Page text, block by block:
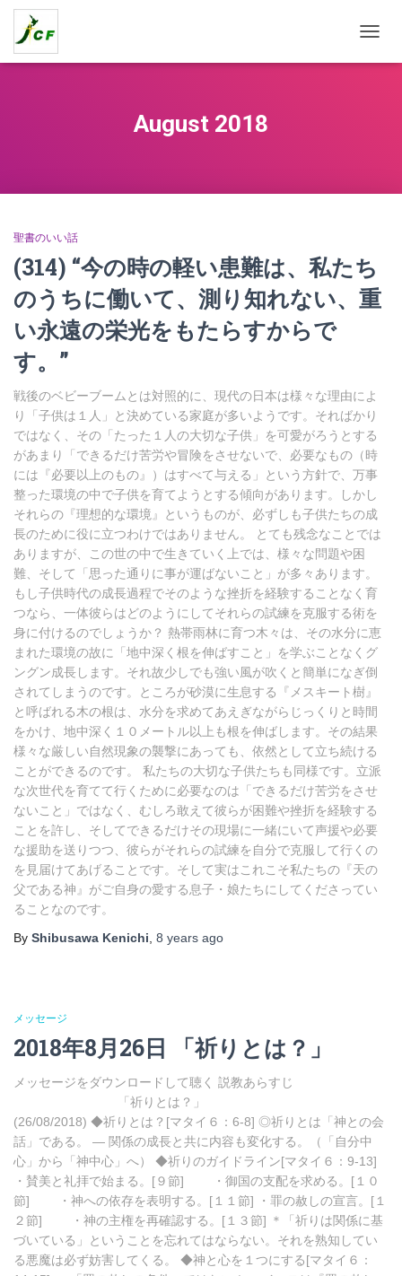
August 2018
聖書のいい話
(314) “今の時の軽い患難は、私たち
のうちに働いて、測り知れない、重
い永遠の栄光をもたらすからで
す。”
戦後のベビーブームとは対照的に、現代の日本は様々な理由によ
り「子供は１人」と決めている家庭が多いようです。そればかり
ではなく、その「たった１人の大切な子供」を可愛がろうとする
があまり「できるだけ苦労や冒険をさせないで、必要なもの（時
には『必要以上のもの』）はすべて与える」という方針で、万事
整った環境の中で子供を育てようとする傾向があります。しかし
それらの『理想的な環境』というものが、必ずしも子供たちの成
長のために役に立つわけではありません。 とても残念なことでは
ありますが、この世の中で生きていく上では、様々な問題や困
難、そして「思った通りに事が運ばないこと」が多々あります。
もし子供時代の成長過程でそのような挫折を経験することなく育
つなら、一体彼らはどのようにしてそれらの試練を克服する術を
身に付けるのでしょうか？ 熱帯雨林に育つ木々は、その水分に恵
まれた環境の故に「地中深く根を伸ばすこと」を学ぶことなくグ
ングン成長します。それ故少しでも強い風が吹くと簡単になぎ倒
されてしまうのです。ところが砂漠に生息する『メスキート樹』
と呼ばれる木の根は、水分を求めてあえぎながらじっくりと時間
をかけ、地中深く１０メートル以上も根を伸ばします。その結果
様々な厳しい自然現象の襲撃にあっても、依然として立ち続ける
ことができるのです。 私たちの大切な子供たちも同様です。立派
な次世代を育てて行くために必要なのは「できるだけ苦労をさせ
ないこと」ではなく、むしろ敢えて彼らが困難や挫折を経験する
ことを許し、そしてできるだけその現場に一緒にいて声援や必要
な援助を送りつつ、彼らがそれらの試練を自分で克服して行くの
を見届けてあげることです。そして実はこれこそ私たちの『天の
父である神』がご自身の愛する息子・娘たちにしてくださってい
ることなのです。
By Shibusawa Kenichi 8 years ago
メッセージ
2018年8月26日 「祈りとは？」
メッセージをダウンロードして聴く 説教あらすじ
「祈りとは？」
(26/08/2018) ◆祈りとは？[マタイ６：6-8] ◎祈りとは「神との会
話」である。 ― 関係の成長と共に内容も変化する。（「自分中
心」から「神中心」へ） ◆祈りのガイドライン[マタイ６：9-13]
・賛美と礼拝で始まる。[９節] ・御国の支配を求める。[１０
節] ・神への依存を表明する。[１１節] ・罪の赦しの宣言。[１
２節] ・神の主権を再確認する。[１３節] ＊「祈りは関係に基
づいている」ということを忘れてはならない。それを熟知してい
る悪魔は必ず妨害してくる。 ◆神と心を１つにする[マタイ６：